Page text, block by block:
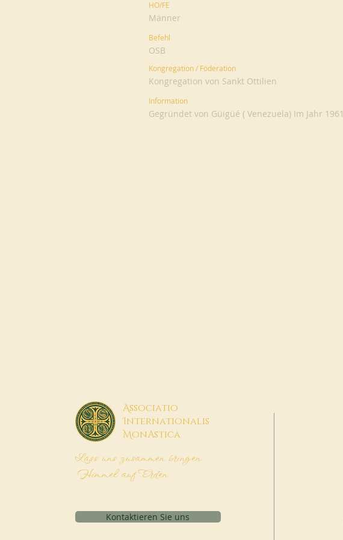
HO/FE
Männer
Befehl
OSB
Kongregation / Föderation
Kongregation von Sankt Ottilien
Information
Gegründet von Güigüé ( Venezuela) Im Jahr 1961
Associatio
Internationalis
MonAstica
Lass uns zusammen bringen
Himmel auf Erden
Kontaktieren Sie uns